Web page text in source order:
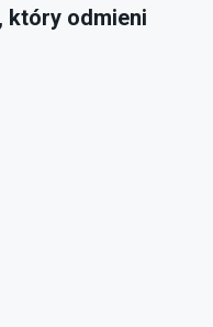
który odmieni